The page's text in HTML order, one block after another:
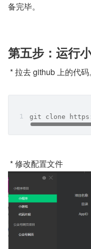
备完毕。
第五步：运行
* 拉去 github 上的代码。
git clone
* 修改配置文件